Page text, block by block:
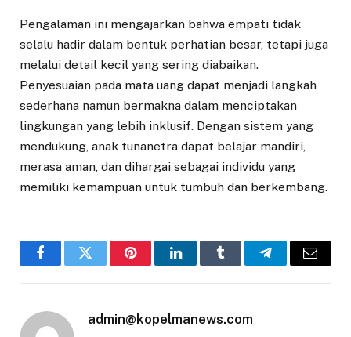
Pengalaman ini mengajarkan bahwa empati tidak
selalu hadir dalam bentuk perhatian besar, tetapi juga
melalui detail kecil yang sering diabaikan.
Penyesuaian pada mata uang dapat menjadi langkah
sederhana namun bermakna dalam menciptakan
lingkungan yang lebih inklusif. Dengan sistem yang
mendukung, anak tunanetra dapat belajar mandiri,
merasa aman, dan dihargai sebagai individu yang
memiliki kemampuan untuk tumbuh dan berkembang.
FacebookTwitter PinterestLinkedInTumblr TelegramEmail
admin@kopelmanews.com